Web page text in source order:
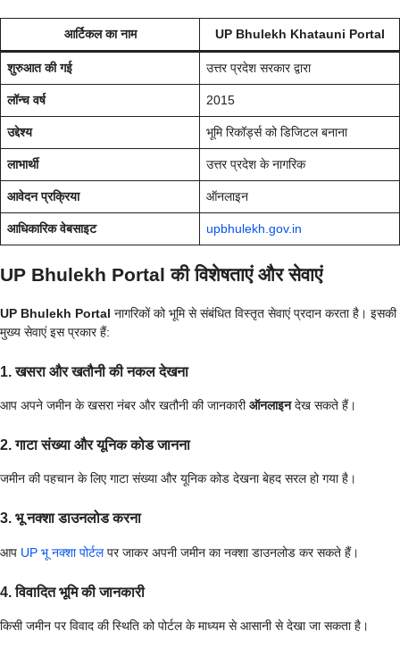
आर्टिकल का नाम UP Bhulekh Khatauni Portal
शुरुआत की गई उत्तर प्रदेश सरकार द्वारा
लॉन्च वर्ष 2015
उद्देश्य भूमि रिकॉर्ड्स को डिजिटल बनाना
लाभार्थी उत्तर प्रदेश के नागरिक
आवेदन प्रक्रिया ऑनलाइन
आधिकारिक वेबसाइट upbhulekh.gov.in
UP Bhulekh Portal की विशेषताएं और सेवाएं
UP Bhulekh Portal नागरिकों को भूमि से संबंधित विस्तृत सेवाएं प्रदान करता है। इसकी
मुख्य सेवाएं इस प्रकार हैं:
1. खसरा और खतौनी की नकल देखना
आप अपने जमीन के खसरा नंबर और खतौनी की जानकारीऑनलाइनदेख सकते हैं।
2. गाटा संख्या और यूनिक कोड जानना
जमीन की पहचान के लिए गाटा संख्या और यूनिक कोड देखना बेहद सरल हो गया है।
3. भू नक्शा डाउनलोड करना
आप UP भू नक्शा पोर्टलपर जाकर अपनी जमीन का नक्शा डाउनलोड कर सकते हैं।
4. विवादित भूमि की जानकारी
किसी जमीन पर विवाद की स्थिति को पोर्टल के माध्यम से आसानी से देखा जा सकता है।